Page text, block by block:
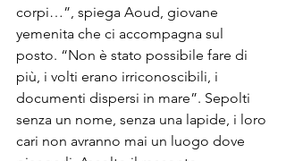
corpi…”, spiega Aoud, giovane
yemenita che ci accompagna sul
posto. “Non è stato possibile fare di
più, i volti erano irriconoscibili, i
documenti dispersi in mare”. Sepolti
senza un nome, senza una lapide, i loro
cari non avranno mai un luogo dove